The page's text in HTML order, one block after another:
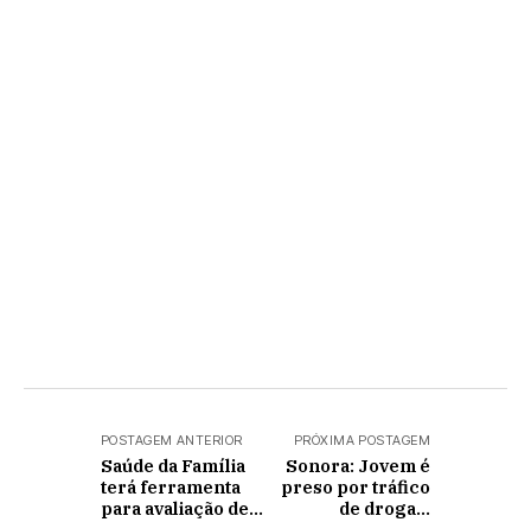
POSTAGEM ANTERIOR
Saúde da Família
terá ferramenta
para avaliação de
PRÓXIMA POSTAGEM
Sonora: Jovem é
preso por tráfico
de drogas;